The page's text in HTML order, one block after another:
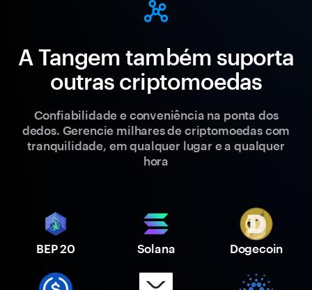
A Tangem também suporta
outras criptomoedas
Confiabilidade e conveniência na ponta dos
dedos. Gerencie milhares de criptomoedas com
tranquilidade, em qualquer lugar e a qualquer
hora
BEP 20 Solana Dogecoin